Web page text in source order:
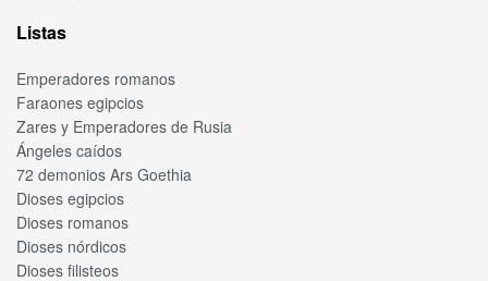
Listas
Emperadores romanos
Faraones egipcios
Zares y Emperadores de Rusia
Ángeles caídos
72 demonios Ars Goethia
Dioses egipcios
Dioses romanos
Dioses nórdicos
Dioses filisteos